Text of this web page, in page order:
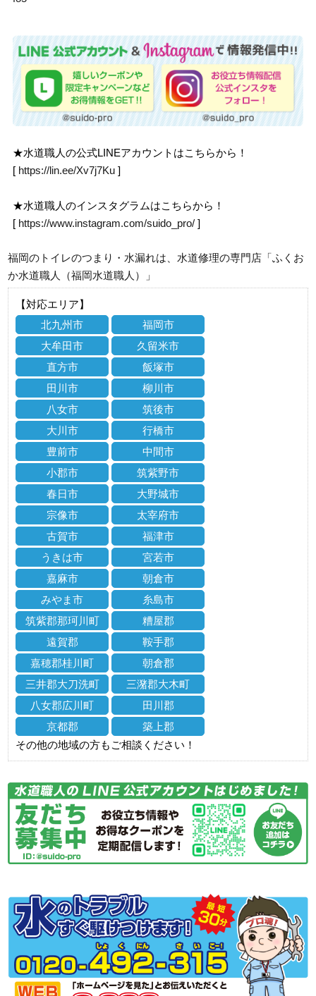
★水道職人の公式LINEアカウントはこちらから！
[ https://lin.ee/Xv7j7Ku ]
★水道職人のインスタグラムはこちらから！
[ https://www.instagram.com/suido_pro/ ]
福岡のトイレのつまり・水漏れは、水道修理の専門店「ふくお
か水道職人（福岡水道職人）」
【対応エリア】
北九州市
福岡市
大牟田市
久留米市
直方市
飯塚市
田川市
柳川市
八女市
筑後市
大川市
行橋市
豊前市
中間市
小郡市
筑紫野市
春日市
大野城市
宗像市
太宰府市
古賀市
福津市
うきは市
宮若市
嘉麻市
朝倉市
みやま市
糸島市
筑紫郡那珂川町
糟屋郡
遠賀郡
鞍手郡
嘉穂郡桂川町
朝倉郡
三井郡大刀洗町
三潴郡大木町
八女郡広川町
田川郡
京都郡
築上郡
その他の地域の方もご相談ください！